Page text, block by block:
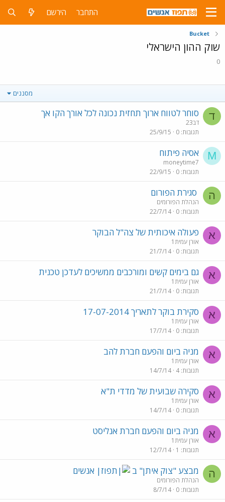
התחבר הירשם
Bucket
שוק ההון הישראלי
0
מסננים
ד סוחר לטווח ארוך תחזית נכונה לכל אורך הקו אך
דב23
תגובות 0
25/9/15
M אסיה פיתוח
moneytime7
תגובות 0
22/9/15
ה סגירת הפורום
הנהלת הפורומים
תגובות 0
22/7/14
א פעולה איכותית של צה"ל הבוקר
אורן עמית1
תגובות 0
21/7/14
א גם בימים קשים ומורכבים ממשיכים לעדכן טכנית
אורן עמית1
תגובות 0
21/7/14
א סקירת בוקר לתאריך 17-07-2014
אורן עמית1
תגובות 0
17/7/14
א מניה ביום והפעם חברת להב
אורן עמית1
תגובות 4
14/7/14
א סקירה שבועית של מדדי ת"א
אורן עמית1
תגובות 0
14/7/14
א מניה ביום והפעם חברת אנליסט
אורן עמית1
תגובות 1
12/7/14
ה מבצע "צוק איתן" ב אנשים
הנהלת הפורומים
תגובות 0
8/7/14